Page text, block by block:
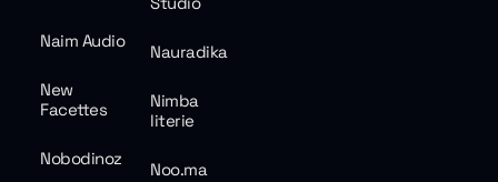
Naim Audio
Nauradika
New
Facettes
Nimba
literie
Nobodinoz
Noo.ma